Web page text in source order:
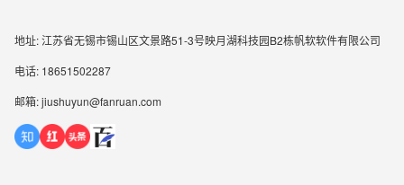
地址: 江苏省无锡市锡山区文景路51-3号映月湖科技园B2栋帆软软件有限公司
电话: 18651502287
邮箱: jiushuyun@fanruan.com